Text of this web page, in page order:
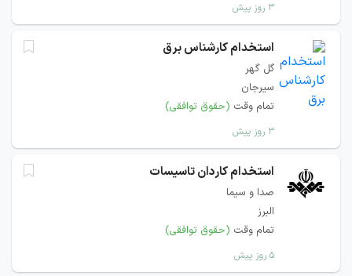
۳ روز پیش
استخدام کارشناس برق
گل گهر
سیرجان
تمام وقت (حقوق توافقی)
۳ روز پیش
استخدام کاردان تاسیسات
صدا و سیما
البرز
تمام وقت (حقوق توافقی)
۵ روز پیش